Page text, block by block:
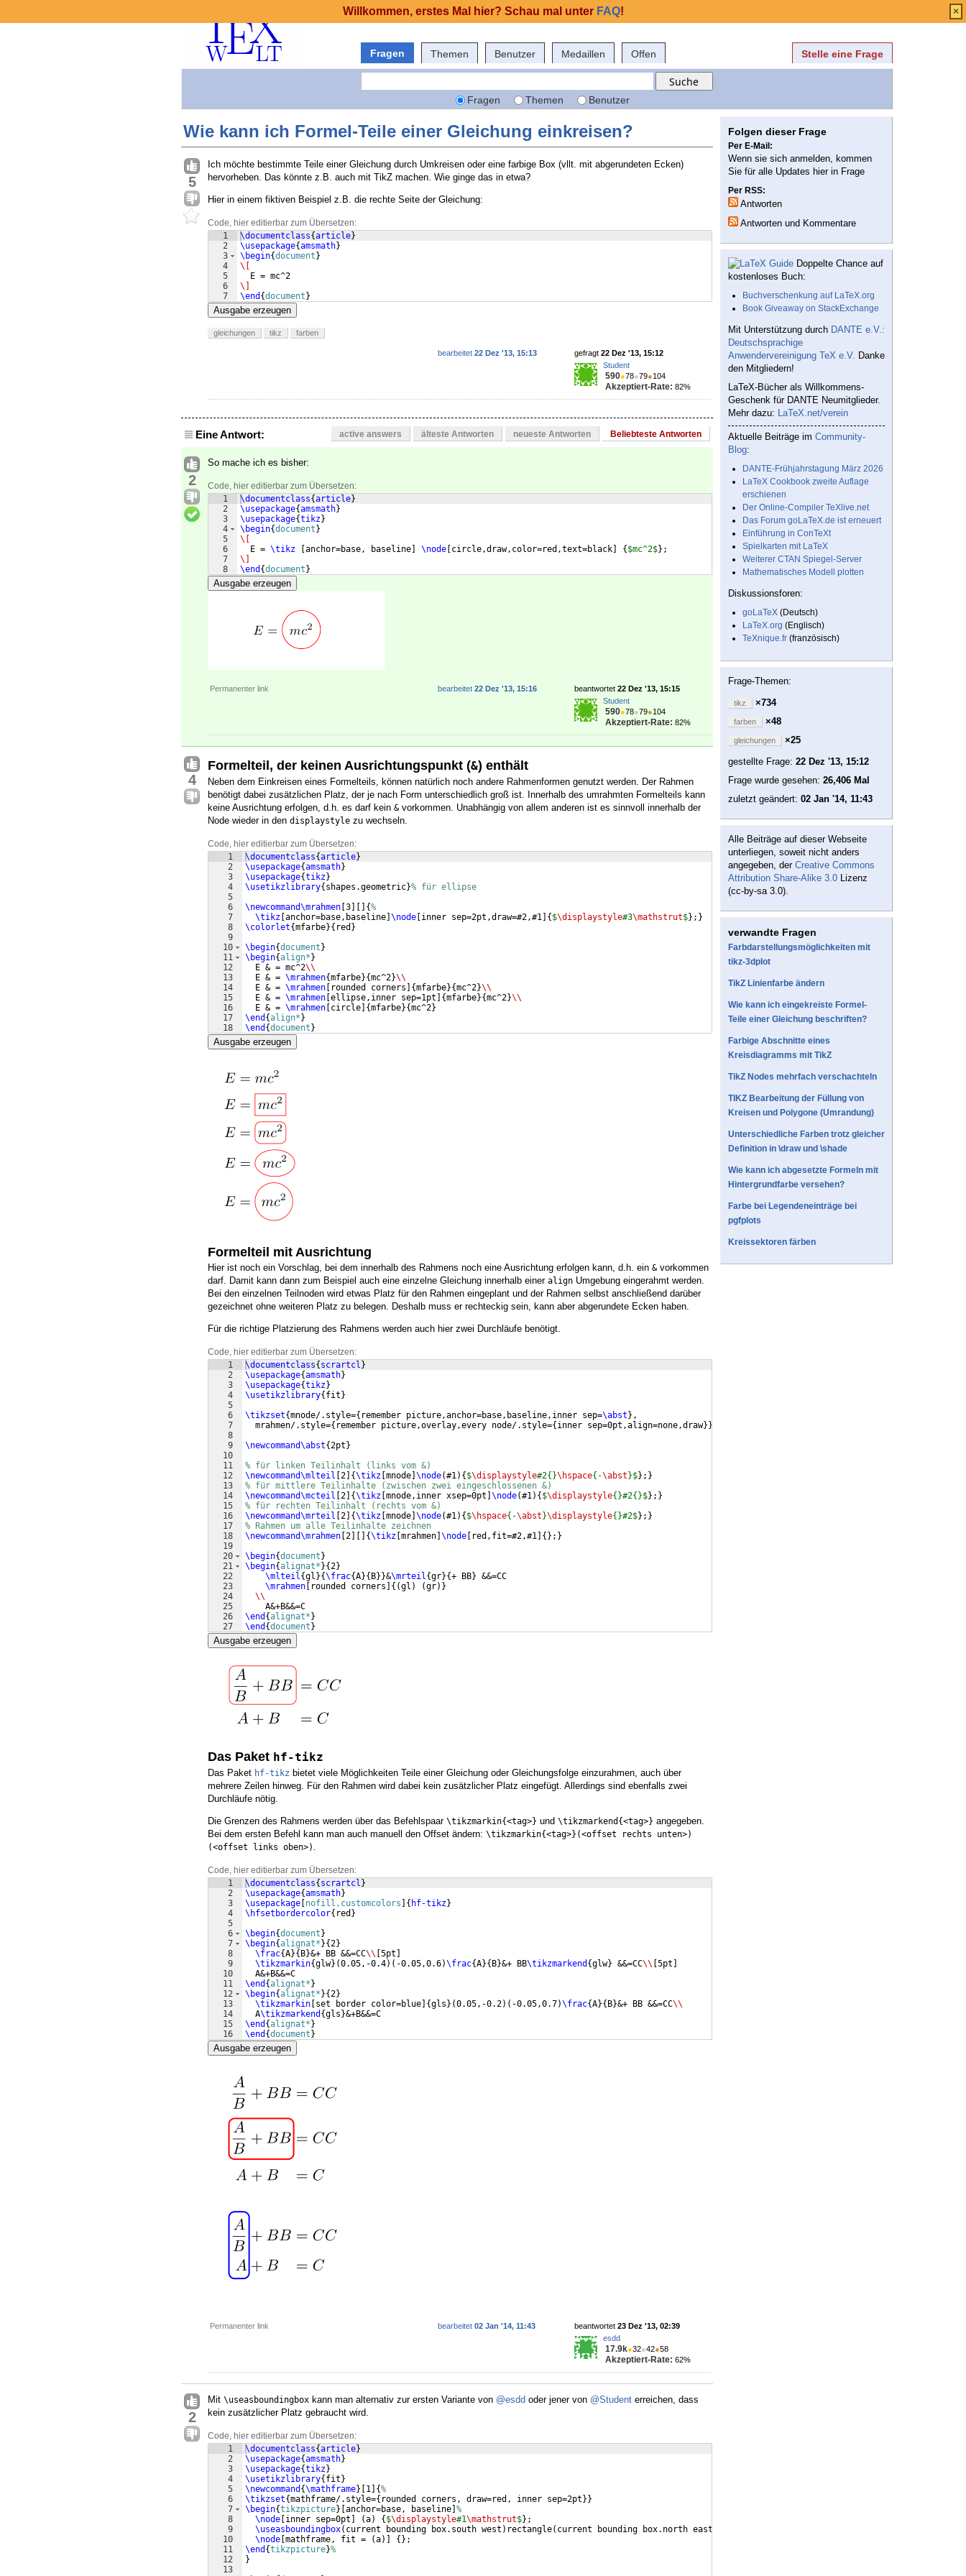
Fragen Themen Benutzer Medaillen Offen Stelle eine Frage
Fragen Themen Benutzer
Wie kann ich Formel-Teile einer Gleichung einkreisen?
5
Ich möchte bestimmte Teile einer Gleichung durch Umkreisen oder eine farbige Box (vllt. mit abgerundeten Ecken)
hervorheben. Das könnte z.B. auch mit TikZ machen. Wie ginge das in etwa?
Hier in einem fiktiven Beispiel z.B. die rechte Seite der Gleichung:
Code, hier editierbar zum Übersetzen:
1
2
3
4
5
6
7
\documentclass{article}
\usepackage{amsmath}
\begin{document }
\[
  E = mc^2
\]
\end {document }
Ausgabe erzeugen
gleichungen tikz farben
gefragt 22 Dez '13, 15:12
Student
590●78●79●104
Akzeptiert-Rate: 82%
bearbeitet 22 Dez '13, 15:13
Eine Antwort: active answers älteste Antworten neueste Antworten Beliebteste Antworten
2
So mache ich es bisher:
Code, hier editierbar zum Übersetzen:
1
2
3
4
5
6
7
8
\documentclass{article}
\usepackage{amsmath}
\usepackage{tikz}
\begin{document }
\[
  E =
\tikz anchor=base, baseline \node circle,draw,color=red,text=black { $mc^2$} ;
\]
\end {document }
Ausgabe erzeugen
Permanenter link beantwortet 22 Dez '13, 15:15
Student
590●78●79●104
Akzeptiert-Rate: 82%
bearbeitet 22 Dez '13, 15:16
4
Formelteil, der keinen Ausrichtungspunkt (&) enthält
Neben dem Einkreisen eines Formelteils, können natürlich noch andere Rahmenformen genutzt werden. Der Rahmen
benötigt dabei zusätzlichen Platz, der je nach Form unterschiedlich groß ist. Innerhalb des umrahmten Formelteils kann
keine Ausrichtung erfolgen, d.h. es darf kein & vorkommen. Unabhängig von allem anderen ist es sinnvoll innerhalb der
Node wieder in den displaystyle zu wechseln.
Code, hier editierbar zum Übersetzen:
1
2
3
4
5
6
7
8
9
10
11
12
13
14
15
16
17
18
\documentclass{article}
\usepackage{amsmath}
\usepackage{tikz}
\usetikzlibrary{ shapes.geometric}% für ellipse
\newcommand\mrahmen 3 {%
\tikz anchor=base,baseline \node inner sep=2pt,draw=#2,#1 { $\displaystyle#3\mathstrut$} ; }
\colorlet{mfarbe}{ red }
\begin{document }
\begin{align* }
  E & = mc^2
\\
  E & =
\mrahmen{mfarbe}{mc^2}\\
  E & =
\mrahmen rounded corners {mfarbe}{mc^2}\\
  E & =
\mrahmen ellipse,inner sep=1pt {mfarbe}{mc^2}\\
  E & =
\mrahmen circle {mfarbe}{mc^2}
\end {align* }
\end {document }
Ausgabe erzeugen
Formelteil mit Ausrichtung
Hier ist noch ein Vorschlag, bei dem innerhalb des Rahmens noch eine Ausrichtung erfolgen kann, d.h. ein & vorkommen
darf. Damit kann dann zum Beispiel auch eine einzelne Gleichung innerhalb einer align Umgebung eingerahmt werden.
Bei den einzelnen Teilnoden wird etwas Platz für den Rahmen eingeplant und der Rahmen selbst anschließend darüber
gezeichnet ohne weiteren Platz zu belegen. Deshalb muss er rechteckig sein, kann aber abgerundete Ecken haben.
Für die richtige Platzierung des Rahmens werden auch hier zwei Durchläufe benötigt.
Code, hier editierbar zum Übersetzen:
1
2
3
4
5
6
7
8
9
10
11
12
13
14
15
16
17
18
19
20
21
22
23
24
25
26
27
\documentclass{ scrartcl }
\usepackage{amsmath}
\usepackage{tikz}
\usetikzlibrary{ fit }
\tikzset{mnode/.style={ remember picture,anchor=base,baseline,inner sep=\abst } ,
  mrahmen/.style=
{ remember picture,overlay,every node/.style={ inner sep=0pt,align=none,draw}}}
\newcommand\abst{2pt }
% für linken Teilinhalt (links vom &)
\newcommand\mlteil 2 {\tikz mnode \node(#1) { $\displaystyle#2{}\hspace{-\abst }$} ; }
% für mittlere Teilinhalte (zwischen zwei eingeschlossenen &)
\newcommand\mcteil 2 {\tikz mnode,inner xsep=0pt \node(#1) { $\displaystyle{}#2{}$} ; }
% für rechten Teilinhalt (rechts vom &)
\newcommand\mrteil 2 {\tikz mnode \node(#1) { $\hspace{-\abst }\displaystyle{}#2$} ; }
% Rahmen um alle Teilinhalte zeichnen
\newcommand\mrahmen 2 {\tikz mrahmen \node red,fit=#2,#1 { } ; }
\begin{document }
\begin{alignat* }{2}
\mlteil{gl }{\frac{A}{ B}}&\mrteil{gr}{+ BB} &&=CC
\mrahmen
rounded corners {(gl ) (gr)}
\\
    A&+B&&=C
\end {alignat* }
\end {document }
Ausgabe erzeugen
Das Paket hf-tikz
Das Paket hf-tikz bietet viele Möglichkeiten Teile einer Gleichung oder Gleichungsfolge einzurahmen, auch über
mehrere Zeilen hinweg. Für den Rahmen wird dabei kein zusätzlicher Platz eingefügt. Allerdings sind ebenfalls zwei
Durchläufe nötig.
Die Grenzen des Rahmens werden über das Befehlspaar \tikzmarkin{<tag>} und \tikzmarkend{<tag>} angegeben.
Bei dem ersten Befehl kann man auch manuell den Offset ändern: \tikzmarkin{<tag>}(<offset rechts unten>)
(<offset links oben>) .
Code, hier editierbar zum Übersetzen:
1
2
3
4
5
6
7
8
9
10
11
12
13
14
15
16
\documentclass{ scrartcl }
\usepackage{amsmath}
\usepackage nofill,customcolors { hf-tikz}
\hfsetbordercolor{ red }
\begin{document }
\begin{alignat* }{2}
\frac{A}{ B}&+ BB &&=CC\\ 5pt
\tikzmarkin{glw} (0.05,-0.4) ( -0.05,0.6)\frac{A}{ B}&+ BB\tikzmarkend {glw} &&=CC\\ 5pt
  A&+B&&=C
\end {alignat* }
\begin{alignat* }{2}
\tikzmarkin set border color=blue {gls } (0.05,-0.2) ( -0.05,0.7)\frac{A}{ B}&+ BB &&=CC\\
  A
\tikzmarkend {gls }&+B&&=C
\end {alignat* }
\end {document }
Ausgabe erzeugen
Permanenter link beantwortet 23 Dez '13, 02:39
esdd
17.9k●32●42●58
Akzeptiert-Rate: 62%
bearbeitet 02 Jan '14, 11:43
2
Mit \useasboundingbox kann man alternativ zur ersten Variante von @esdd oder jener von @Student erreichen, dass
kein zusätzlicher Platz gebraucht wird.
Code, hier editierbar zum Übersetzen:
1
2
3
4
5
6
7
8
9
10
11
12
13
\documentclass{article}
\usepackage{amsmath}
\usepackage{tikz}
\usetikzlibrary{ fit }
\newcommand {\mathframe} 1 {%
\tikzset{mathframe/.style={ rounded corners, draw=red, inner sep=2pt }}
\begin{tikzpicture} anchor=base, baseline %
\node inner sep=0pt (a) { $\displaystyle#1\mathstrut$} ;
\useasboundingbox( current bounding box.south west ) rectangle( current bounding box.north east
\node mathframe, fit = (a)] { } ;
\end {tikzpicture}%
}
Folgen dieser Frage
Per E-Mail:
Wenn sie sich anmelden, kommen
Sie für alle Updates hier in Frage
Per RSS:
Antworten
Antworten und Kommentare
Doppelte Chance auf
kostenloses Buch:
Buchverschenkung auf LaTeX.org
Book Giveaway on StackExchange
Mit Unterstützung durch DANTE e.V.:
Deutschsprachige
Anwendervereinigung TeX e.V. Danke
den Mitgliedern!
LaTeX-Bücher als Willkommens-
Geschenk für DANTE Neumitglieder.
Mehr dazu: LaTeX.net/verein
Aktuelle Beiträge im Community-
Blog:
DANTE-Frühjahrstagung März 2026
LaTeX Cookbook zweite Auflage
erschienen
Der Online-Compiler TeXlive.net
Das Forum goLaTeX.de ist erneuert
Einführung in ConTeXt
Spielkarten mit LaTeX
Weiterer CTAN Spiegel-Server
Mathematisches Modell plotten
Diskussionsforen:
goLaTeX (Deutsch)
LaTeX.org (Englisch)
TeXnique.fr (französisch)
Frage-Themen:
tikz ×734
farben ×48
gleichungen
×25
gestellte Frage: 22 Dez '13, 15:12
Frage wurde gesehen: 26,406 Mal
zuletzt geändert: 02 Jan '14, 11:43
Alle Beiträge auf dieser Webseite
unterliegen, soweit nicht anders
angegeben, der Creative Commons
Attribution Share-Alike 3.0 Lizenz
(cc-by-sa 3.0).
verwandte Fragen
Farbdarstellungsmöglichkeiten mit
tikz-3dplot
TikZ Linienfarbe ändern
Wie kann ich eingekreiste Formel-
Teile einer Gleichung beschriften?
Farbige Abschnitte eines
Kreisdiagramms mit TikZ
TikZ Nodes mehrfach verschachteln
TIKZ Bearbeitung der Füllung von
Kreisen und Polygone (Umrandung)
Unterschiedliche Farben trotz gleicher
Definition in \draw und \shade
Wie kann ich abgesetzte Formeln mit
Hintergrundfarbe versehen?
Farbe bei Legendeneinträge bei
pgfplots
Kreissektoren färben
Willkommen, erstes Mal hier? Schau mal unter FAQ! ×